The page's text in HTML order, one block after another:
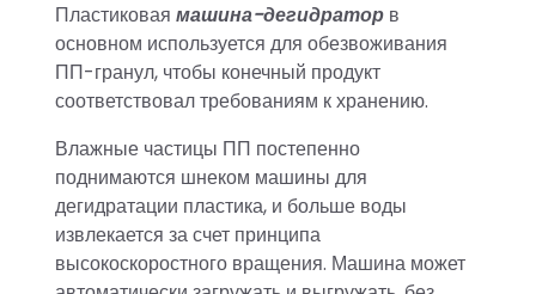
Пластиковая машина-дегидраторв
основном используется для обезвоживания
ПП-гранул, чтобы конечный продукт
соответствовал требованиям к хранению.
Влажные частицы ПП постепенно
поднимаются шнеком машины для
дегидратации пластика, и больше воды
извлекается за счет принципа
высокоскоростного вращения. Машина может